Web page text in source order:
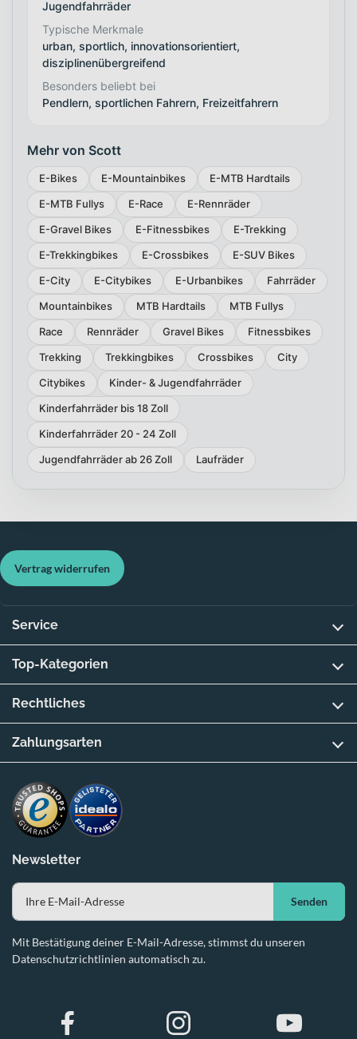
Jugendfahrräder
Typische Merkmale
urban, sportlich, innovationsorientiert,
disziplinenübergreifend
Besonders beliebt bei
Pendlern, sportlichen Fahrern, Freizeitfahrern
Mehr von Scott
E-Bikes E-Mountainbikes
E-MTB Hardtails
E-MTB Fullys
E-Race
E-Rennräder
E-Gravel Bikes
E-Fitnessbikes
E-Trekking
E-Trekkingbikes
E-Crossbikes
E-SUV Bikes
E-City
E-Citybikes E-Urbanbikes
Fahrräder
Mountainbikes
MTB Hardtails
MTB Fullys
Race
Rennräder Gravel Bikes
Fitnessbikes
Trekking
Trekkingbikes Crossbikes
City
Citybikes
Kinder- & Jugendfahrräder
Kinderfahrräder bis 18 Zoll
Kinderfahrräder 20 - 24 Zoll
Jugendfahrräder ab 26 Zoll
Laufräder
Newsletter
Senden
Mit Bestätigung deiner E-Mail-Adresse, stimmst du unseren
Datenschutzrichtlinien automatisch zu.
Vertrag widerrufen
Service
Top-Kategorien
Rechtliches
Zahlungsarten